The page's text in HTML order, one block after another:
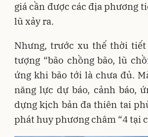
giá cần được các địa phương
lũ xảy ra.
Nhưng, trước xu thế thời
tượng “bão chồng bão, lũ
ứng khi bão tới là chưa đủ.
năng lực dự báo, cảnh báo,
dựng kịch bản đa thiên tai
phát huy phương châm “4 tại